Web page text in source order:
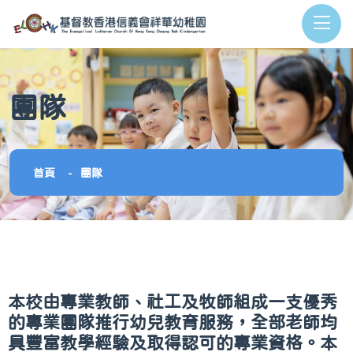
團隊
首頁 團隊
本校由專業教師、社工及牧師組成一支優秀
的專業團隊推行幼兒教育服務，全部老師均
具豐富教學經驗及取得認可的專業資格。本